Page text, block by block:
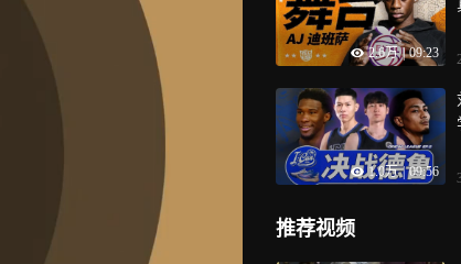
2.6万 | 09:23
1.0万 | 09:56
推荐视频